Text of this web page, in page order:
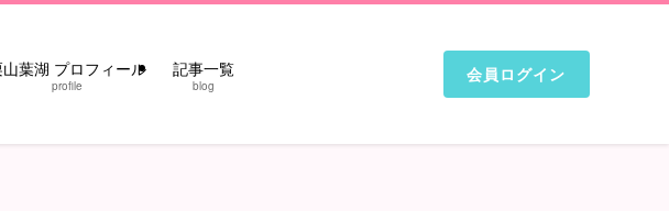
葉湖 プロフィール
profile
記事一覧
blog
会員ログイン